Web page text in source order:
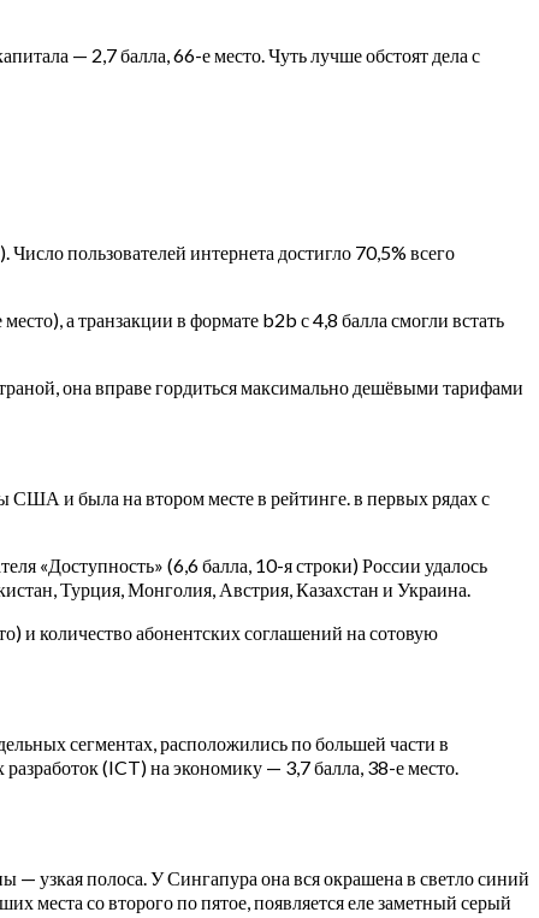
— 2,7 балла, 66-е место. Чуть лучше обстоят дела с
пользователей интернета достигло 70,5% всего
а транзакции в формате b2b с 4,8 балла смогли встать
она вправе гордиться максимально дешёвыми тарифами
США и была на втором месте в рейтинге. в первых рядах с
«Доступность» (6,6 балла, 10-я строки) России удалось
Турция, Монголия, Австрия, Казахстан и Украина.
и количество абонентских соглашений на сотовую
сегментах, расположились по большей части в
(ICT) на экономику — 3,7 балла, 38-е место.
— узкая полоса. У Сингапура она вся окрашена в светло синий
места со второго по пятое, появляется еле заметный серый